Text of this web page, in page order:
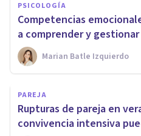
PSICOLOGÍA
Competencias
a comprender y
Marian Batle Izquierdo
PAREJA
Rupturas de pareja en
convivencia intensiva